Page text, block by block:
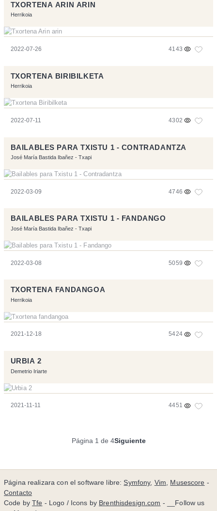
TXORTENA ARIN ARIN
Herrikoia
2022-07-26 4143
TXORTENA BIRIBILKETA
Herrikoia
2022-07-11 4302
BAILABLES PARA TXISTU 1 - CONTRADANTZA
José María Bastida Ibañez - Txapi
2022-03-09 4746
BAILABLES PARA TXISTU 1 - FANDANGO
José María Bastida Ibañez - Txapi
2022-03-08 5059
TXORTENA FANDANGOA
Herrikoia
2021-12-18 5424
URBIA 2
Demetrio Iriarte
2021-11-11 4451
Página 1 de 4Siguiente
Página realizara con el software libre:Symfony, Vim, Musescore -
Contacto
Code byTfe - Logo / Icons by Brenthisdesign.com - __Follow us